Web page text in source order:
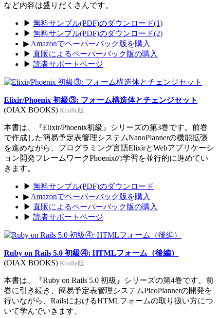
など内容は盛りだくさんです。
▶ 無料サンプル(PDF)のダウンロード(1)
▶ 無料サンプル(PDF)のダウンロード(2)
▶ Amazonでペーパーバック版を購入
▶ 直販によるペーパーバック版の購入
▶ 読者サポートページ
Elixir/Phoenix 初級③: フォーム構造体とチェンジセット
(OIAX BOOKS) Kindle版
本書は、『Elixir/Phoenix初級』シリーズの第3巻です。前巻
で作成した簡易予定表管理システムNanoPlannerの機能拡張
を進めながら、プログラミング言語ElixirとWebアプリケーシ
ョン開発フレームワークPhoenixの学習を並行的に進めてい
きます。
▶ 無料サンプル(PDF)のダウンロード
▶ Amazonでペーパーバック版を購入
▶ 直販によるペーパーバック版の購入
▶ 読者サポートページ
Ruby on Rails 5.0 初級④: HTMLフォーム（後編）
(OIAX BOOKS) Kindle版
本書は、『Ruby on Rails 5.0 初級』シリーズの第4巻です。前
巻に引き続き、簡易予定表管理システムPicoPlannerの開発を
行いながら、RailsにおけるHTMLフォームの取り扱い方につ
いて学んでいきます。